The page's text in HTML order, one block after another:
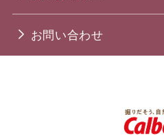
お問い合わせ